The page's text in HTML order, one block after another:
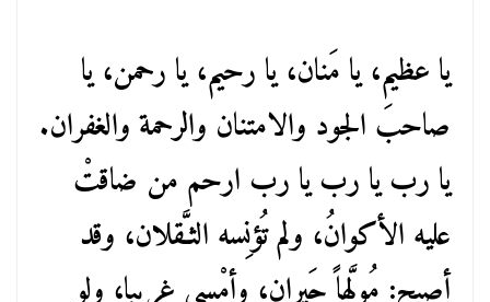
يا عظيم، يا مَنان، يا رحيم، يا رحمن، يا
صاحبَ الجود والامتنان والرحمة والغفران.
يا رب يا رب يا رب ارحم من ضاقتْ
عليه الأكوانُ، ولم تُؤنِسه الثـَّقلان، وقد